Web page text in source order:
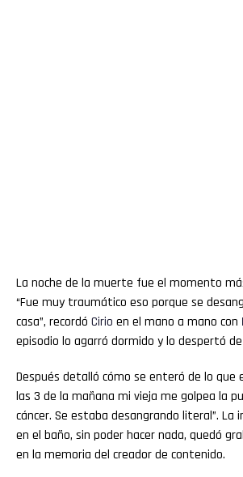
La noche de la muerte fue el momento
“Fue muy traumático eso porque se
casa”, recordó Cirio en el mano a mano con
episodio lo agarró dormido y lo despertó
Después detalló cómo se enteró de lo que
las 3 de la mañana mi vieja me golpea la
cáncer. Se estaba desangrando literal”. La
en el baño, sin poder hacer nada, quedó
en la memoria del creador de contenido.